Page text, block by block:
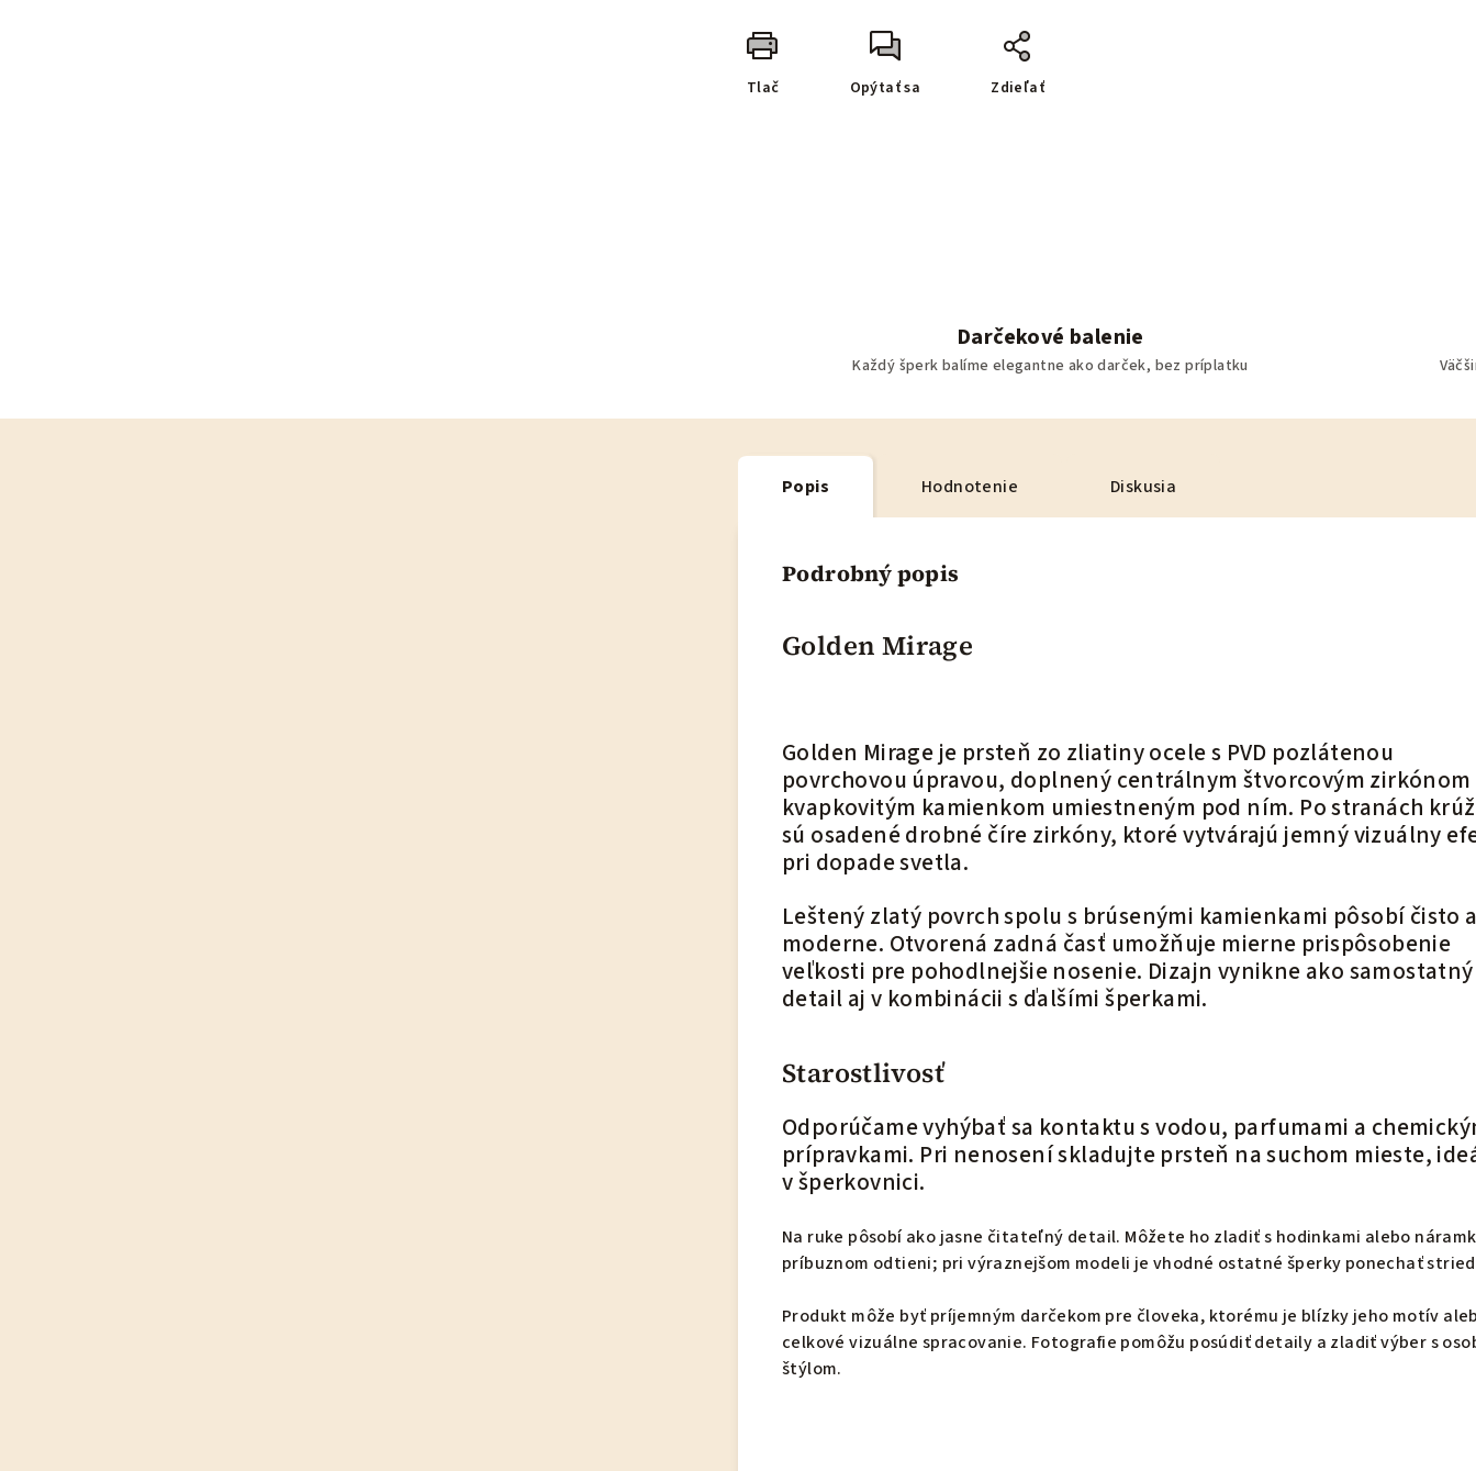
Tlač Opýtať sa Zdieľať
Darčekové balenie
Každý šperk balíme elegantne ako darček, bez príplatku
Popis Hodnotenie Diskusia
Podrobný popis
Golden Mirage
Golden Mirage je prsteň zo zliatiny ocele s PVD pozlátenou
povrchovou úpravou, doplnený centrálnym štvorcovým zirkónom
kvapkovitým kamienkom umiestneným pod ním. Po stranách
sú osadené drobné číre zirkóny, ktoré vytvárajú jemný vizuálny
pri dopade svetla.
Leštený zlatý povrch spolu s brúsenými kamienkami pôsobí čisto
moderne. Otvorená zadná časť umožňuje mierne prispôsobenie
veľkosti pre pohodlnejšie nosenie. Dizajn vynikne ako samostatný
detail aj v kombinácii s ďalšími šperkami.
Starostlivosť
Odporúčame vyhýbať sa kontaktu s vodou, parfumami a
prípravkami. Pri nenosení skladujte prsteň na suchom mieste,
v šperkovnici.
Na ruke pôsobí ako jasne čitateľný detail. Môžete ho zladiť s hodinkami alebo
príbuznom odtieni; pri výraznejšom modeli je vhodné ostatné šperky ponechať
Produkt môže byť príjemným darčekom pre človeka, ktorému je blízky jeho motív
celkové vizuálne spracovanie. Fotografie pomôžu posúdiť detaily a zladiť výber s
štýlom.